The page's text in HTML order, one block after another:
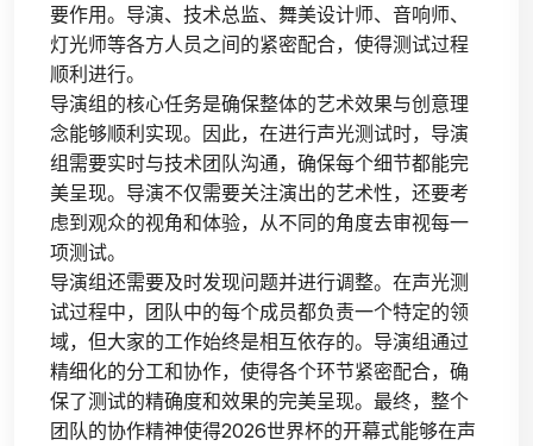
要作用。导演、技术总监、舞美设计师、音响师、
灯光师等各方人员之间的紧密配合，使得测试过程
顺利进行。
导演组的核心任务是确保整体的艺术效果与创意理
念能够顺利实现。因此，在进行声光测试时，导演
组需要实时与技术团队沟通，确保每个细节都能完
美呈现。导演不仅需要关注演出的艺术性，还要考
虑到观众的视角和体验，从不同的角度去审视每一
项测试。
导演组还需要及时发现问题并进行调整。在声光测
试过程中，团队中的每个成员都负责一个特定的领
域，但大家的工作始终是相互依存的。导演组通过
精细化的分工和协作，使得各个环节紧密配合，确
保了测试的精确度和效果的完美呈现。最终，整个
团队的协作精神使得2026世界杯的开幕式能够在声